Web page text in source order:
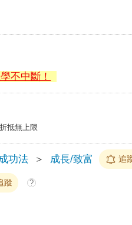
不中斷！
折抵無上限
成功法 ＞ 成長/致富 追
蹤 ?